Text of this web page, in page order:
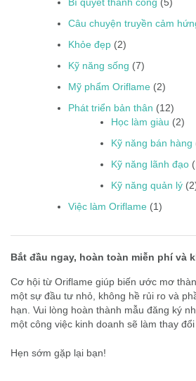
Bí quyết thành công (5)
Câu chuyện truyền cảm
Khỏe đẹp (2)
Kỹ năng sống (7)
Mỹ phẩm Oriflame (2)
Phát triển bản thân (12)
Học làm giàu (2)
Kỹ năng bán hàng
Kỹ năng lãnh đạo
Kỹ năng quản lý
Việc làm Oriflame (1)
Bắt đầu ngay, hoàn toàn miễn phí và
Cơ hội từ Oriflame giúp biến ước mơ
một sự đầu tư nhỏ, không hề rủi ro và
hạn. Vui lòng hoàn thành mẫu đăng ký
một công việc kinh doanh sẽ làm thay
Hẹn sớm gặp lại bạn!